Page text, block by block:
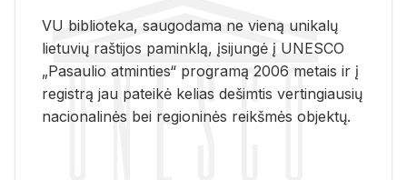
VU biblioteka, saugodama ne vieną unikalų
lietuvių raštijos paminklą, įsijungė į UNESCO
„Pasaulio atminties“ programą 2006 metais ir į
registrą jau pateikė kelias dešimtis vertingiausių
nacionalinės bei regioninės reikšmės objektų.